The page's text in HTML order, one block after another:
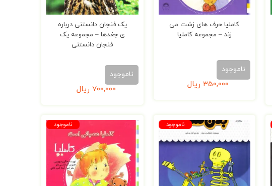
کاملیا حرف های زشت می
زند – مجموعه کاملیا
350,000 ریال
ناموجود
یک فنجان دانستنی درباره
ی جغدها – مجموعه‌ یک
فنجان دانستنی
700,000 ریال
ناموجود
ناموجود ناموجود